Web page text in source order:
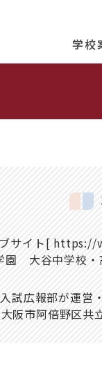
学校
サイト[
園 大谷中学校・
試広報部が運営
阪市阿倍野区